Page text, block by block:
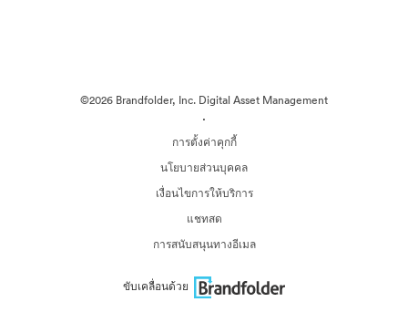
©2026 Brandfolder, Inc. Digital Asset Management
·
การตั้งค่าคุกกี้
นโยบายส่วนบุคคล
เงื่อนไขการให้บริการ
แชทสด
การสนับสนุนทางอีเมล
ขับเคลื่อนด้วย